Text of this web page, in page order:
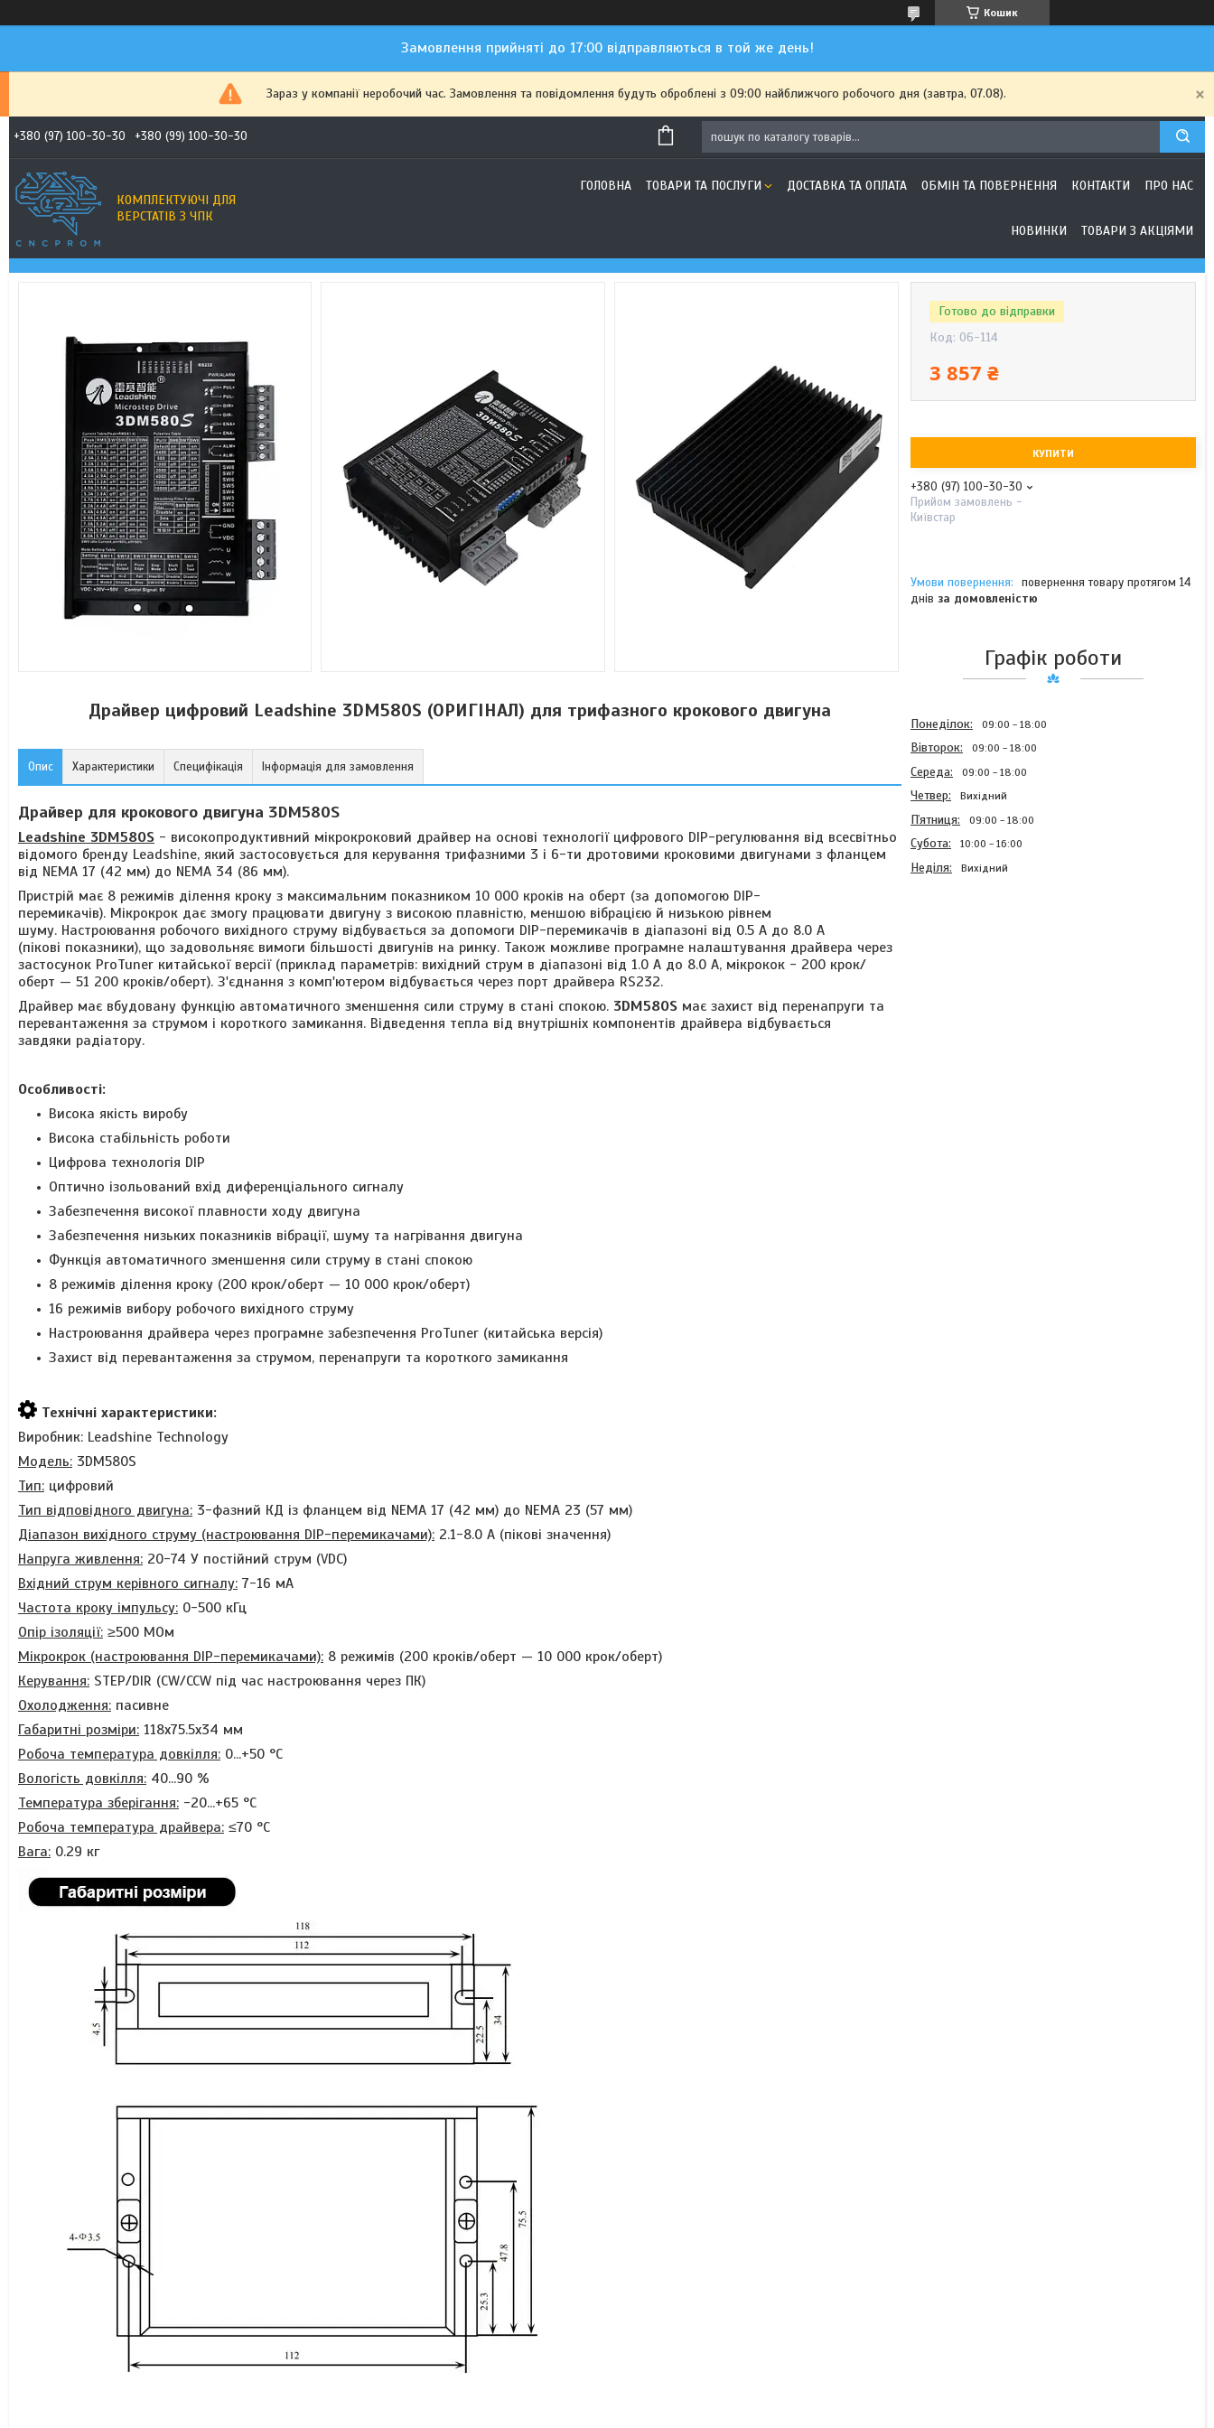
Кошик
Замовлення прийняті до 17:00 відправляються в той же день!
Зараз у компанії неробочий час. Замовлення та повідомлення будуть оброблені з 09:00 найближчого робочого дня (завтра, 07.08).
+380 (97) 100-30-30 +380 (99) 100-30-30
КОМПЛЕКТУЮЧІ ДЛЯ
ВЕРСТАТІВ З ЧПК
ГОЛОВНА ТОВАРИ ТА ПОСЛУГИ ДОСТАВКА ТА ОПЛАТА ОБМІН ТА ПОВЕРНЕННЯ КОНТАКТИ ПРО НАС
НОВИНКИ ТОВАРИ З АКЦІЯМИ
Драйвер цифровий Leadshine 3DM580S (ОРИГІНАЛ) для трифазного крокового двигуна
Опис Характеристики Специфікація Інформація для замовлення
Драйвер для крокового двигуна 3DM580S
Leadshine 3DM580S - високопродуктивний мікрокроковий драйвер на основі технології цифрового DIP-регулювання від всесвітньо
відомого бренду Leadshine, який застосовується для керування трифазними 3 і 6-ти дротовими кроковими двигунами з фланцем
від NEMA 17 (42 мм) до NEMA 34 (86 мм).
Пристрій має 8 режимів ділення кроку з максимальним показником 10 000 кроків на оберт (за допомогою DIP-
перемикачів). Мікрокрок дає змогу працювати двигуну з високою плавністю, меншою вібрацією й низькою рівнем
шуму. Настроювання робочого вихідного струму відбувається за допомоги DIP-перемикачів в діапазоні від 0.5 А до 8.0 А
(пікові показники), що задовольняє вимоги більшості двигунів на ринку. Також можливе програмне налаштування драйвера через
застосунок ProTuner китайської версії (приклад параметрів: вихідний струм в діапазоні від 1.0 А до 8.0 А, мікрокок - 200 крок/
оберт — 51 200 кроків/оберт). З'єднання з комп'ютером відбувається через порт драйвера RS232.
Драйвер має вбудовану функцію автоматичного зменшення сили струму в стані спокою. 3DM580S має захист від перенапруги та
перевантаження за струмом і короткого замикання. Відведення тепла від внутрішніх компонентів драйвера відбувається
завдяки радіатору.
Особливості:
Висока якість виробу
Висока стабільність роботи
Цифрова технологія DIP
Оптично ізольований вхід диференціального сигналу
Забезпечення високої плавности ходу двигуна
Забезпечення низьких показників вібрації, шуму та нагрівання двигуна
Функція автоматичного зменшення сили струму в стані спокою
8 режимів ділення кроку (200 крок/оберт — 10 000 крок/оберт)
16 режимів вибору робочого вихідного струму
Настроювання драйвера через програмне забезпечення ProTuner (китайська версія)
Захист від перевантаження за струмом, перенапруги та короткого замикання
Технічні характеристики:
Виробник: Leadshine Technology
Модель: 3DM580S
Тип: цифровий
Тип відповідного двигуна: 3-фазний КД із фланцем від NEMA 17 (42 мм) до NEMA 23 (57 мм)
Діапазон вихідного струму (настроювання DIP-перемикачами): 2.1-8.0 А (пікові значення)
Напруга живлення: 20-74 У постійний струм (VDC)
Вхідний струм керівного сигналу: 7-16 мА
Частота кроку імпульсу: 0-500 кГц
Опір ізоляції: ≥500 МОм
Мікрокрок (настроювання DIP-перемикачами): 8 режимів (200 кроків/оберт — 10 000 крок/оберт)
Керування: STEP/DIR (CW/CCW під час настроювання через ПК)
Охолодження: пасивне
Габаритні розміри: 118х75.5х34 мм
Робоча температура довкілля: 0...+50 °C
Вологість довкілля: 40...90 %
Температура зберігання: -20...+65 °C
Робоча температура драйвера: ≤70 °C
Вага: 0.29 кг
Готово до відправки
Код: 06-114
3 857 ₴
КУПИТИ
+380 (97) 100-30-30
Прийом замовлень -
Київстар
повернення товару протягом 14
днів за домовленістю
Графік роботи
Понеділок 09:00 18:00
Вівторок 09:00 18:00
Середа 09:00 18:00
Четвер Вихідний
Пʼятниця 09:00 18:00
Субота 10:00 16:00
Неділя Вихідний